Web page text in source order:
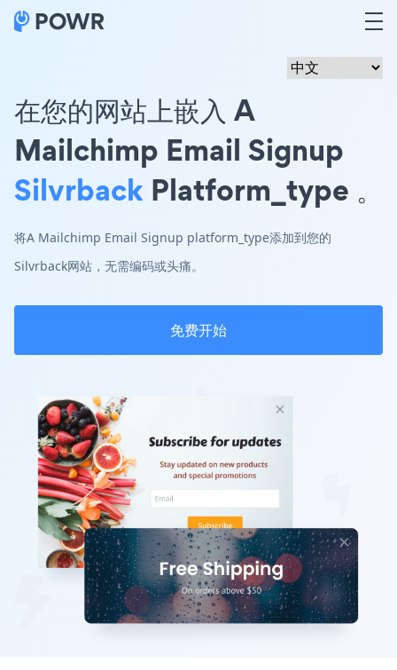
在您的网站上嵌入 A
Mailchimp Email Signup
Silvrback Platform_type 。
将A Mailchimp Email Signup platform_type添加到您的
Silvrback网站，无需编码或头痛。
免费开始